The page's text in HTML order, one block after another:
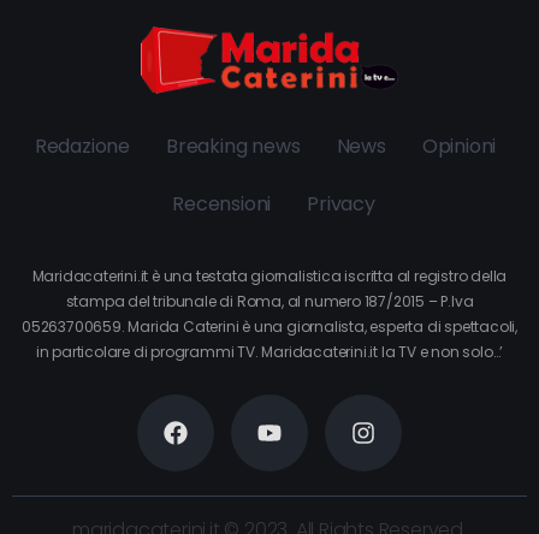
Redazione Breaking news News Opinioni
Recensioni Privacy
Maridacaterini.it è una testata giornalistica iscritta al registro della
stampa del tribunale di Roma, al numero 187/2015 – P.Iva
05263700659. Marida Caterini è una giornalista, esperta di spettacoli,
in particolare di programmi TV. Maridacaterini.it la TV e non solo…’